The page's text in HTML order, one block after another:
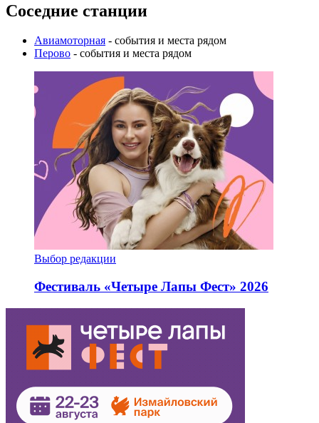
Соседние станции
Авиамоторная - события и места рядом
Перово - события и места рядом
Выбор редакции
Фестиваль «Четыре Лапы Фест» 2026